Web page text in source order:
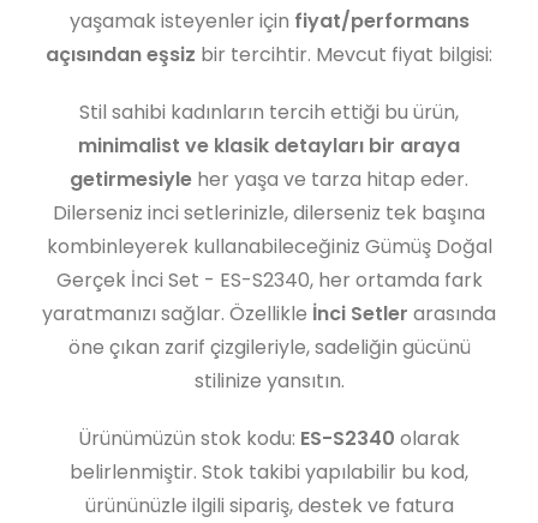
yaşamak isteyenler için fiyat/performans
açısından eşsiz bir tercihtir. Mevcut fiyat bilgisi:
Stil sahibi kadınların tercih ettiği bu ürün,
minimalist ve klasik detayları bir araya
getirmesiyle her yaşa ve tarza hitap eder.
Dilerseniz inci setlerinizle, dilerseniz tek başına
kombinleyerek kullanabileceğiniz Gümüş Doğal
Gerçek İnci Set - ES-S2340, her ortamda fark
yaratmanızı sağlar. Özellikle İnci Setler arasında
öne çıkan zarif çizgileriyle, sadeliğin gücünü
stilinize yansıtın.
Ürünümüzün stok kodu: ES-S2340 olarak
belirlenmiştir. Stok takibi yapılabilir bu kod,
ürününüzle ilgili sipariş, destek ve fatura